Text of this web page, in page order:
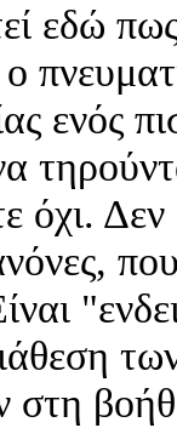
εδώ
ενός
όχι.
στη